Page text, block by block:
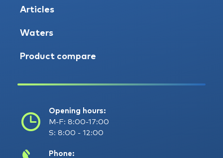
Articles
Waters
Product compare
Opening hours:
M-F: 8:00-17:00
S: 8:00 - 12:00
Phone: